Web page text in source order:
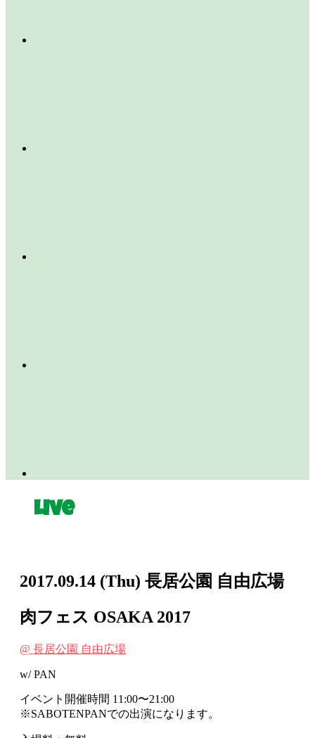
Live
2017.09.14 (Thu) 長居公園 自由広場
肉フェス OSAKA 2017
@ 長居公園 自由広場
w/ PAN
イベント開催時間 11:00〜21:00
※SABOTENPANでの出演になります。